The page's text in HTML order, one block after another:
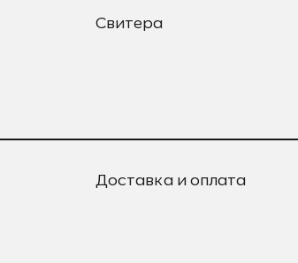
Свитера
Доставка и оплата